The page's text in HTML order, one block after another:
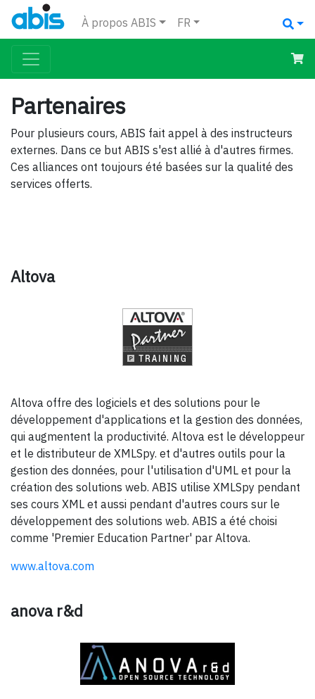
À propos ABIS FR
Partenaires
Pour plusieurs cours, ABIS fait appel à des instructeurs
externes. Dans ce but ABIS s'est allié à d'autres firmes.
Ces alliances ont toujours été basées sur la qualité des
services offerts.
Altova
Altova offre des logiciels et des solutions pour le
développement d'applications et la gestion des données,
qui augmentent la productivité. Altova est le développeur
et le distributeur de XMLSpy. et d'autres outils pour la
gestion des données, pour l'utilisation d'UML et pour la
création des solutions web. ABIS utilise XMLSpy pendant
ses cours XML et aussi pendant d'autres cours sur le
développement des solutions web. ABIS a été choisi
comme 'Premier Education Partner' par Altova.
www.altova.com
anova r&d